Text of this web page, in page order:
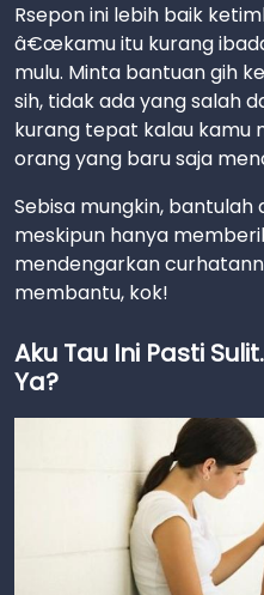
Rsepon ini lebih baik
â€œkamu itu kurang
mulu. Minta bantuan gih
sih, tidak ada yang salah
kurang tepat kalau kamu
orang yang baru saja
Sebisa mungkin, bantulah
meskipun hanya
mendengarkan
membantu, kok!
Aku Tau Ini Pasti
Ya?